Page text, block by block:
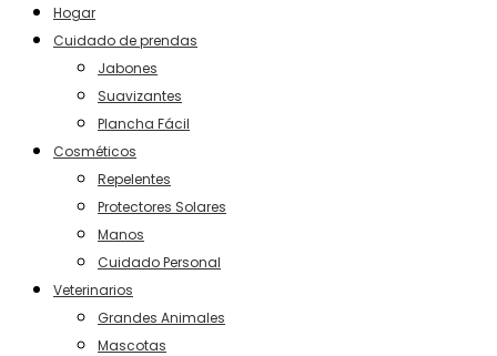
Hogar
Cuidado de prendas
Jabones
Suavizantes
Plancha Fácil
Cosméticos
Repelentes
Protectores Solares
Manos
Cuidado Personal
Veterinarios
Grandes Animales
Mascotas